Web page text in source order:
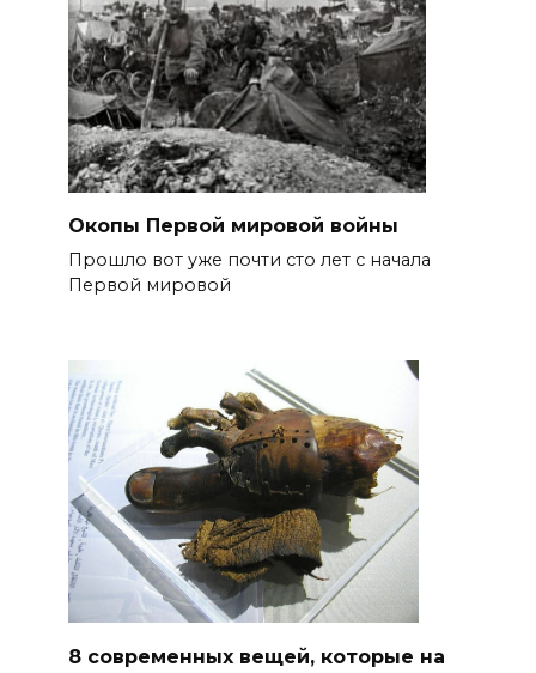
Окопы Первой мировой войны
Прошло вот уже почти сто лет с начала
Первой мировой
8 современных вещей, которые на